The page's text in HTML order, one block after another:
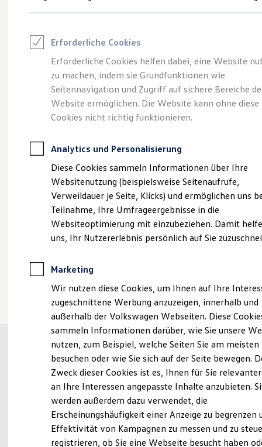
Saisonangebote
Leasing
Leasing-Angebote
Gebrauchtwagen Leasing
Junge Gebrauchtwagen-Leasing
Elektroauto Leasing
Kleinwagen-Leasing
Leasing ohne Anzahlung
Autokredit mit Schlussrate
Versicherungen und Garantien
Kfz-Versicherung
Restschuldversicherungen
Garantien
Wartungsverträge
Geschäftskunden
Professional Class bei Volkswagen
Großkunden
Behörden
Anpfiff zum Gewinn
Elektroautos
ID. Tutorials
Elektrofahrzeugkonzepte
Reichweite
Reichweite der ID. Modelle
Reichweite im Winter
Laden
Laden unterwegs
Laden Zuhause
Ladezeitensimulator
Batterie
Sicherheit
Die ENERGY
Sondermodelle
Impressum & Rechtliches)
Erforderliche Cookies
Erforderliche Cookies helfen dabei, eine Website
zu machen, indem sie Grundfunktionen wie
Seitennavigation und Zugriff auf sichere Bereiche
Website ermöglichen. Die Website kann ohne diese
Cookies nicht richtig funktionieren.
Analytics und Personalisierung
Diese Cookies sammeln Informationen über Ihre
Websitenutzung (beispielsweise Seitenaufrufe,
Verweildauer je Seite, Klicks) und ermöglichen uns
Teilnahme, Ihre Umfrageergebnisse in die
Websiteoptimierung mit einzubeziehen. Damit
uns, Ihr Nutzererlebnis persönlich auf Sie
Marketing
Wir nutzen diese Cookies, um Ihnen auf Ihre
zugeschnittene Werbung anzuzeigen, innerhalb und
außerhalb der Volkswagen Webseiten. Diese
sammeln Informationen darüber, wie Sie unsere
nutzen, zum Beispiel, welche Seiten Sie am meisten
besuchen oder wie Sie sich auf der Seite bewegen.
Zweck dieser Cookies ist es, Ihnen für Sie
an Ihre Interessen angepasste Inhalte anzubieten.
werden außerdem dazu verwendet, die
Erscheinungshäufigkeit einer Anzeige zu begrenzen
Effektivität von Kampagnen zu messen und zu
registrieren, ob Sie eine Webseite besucht haben